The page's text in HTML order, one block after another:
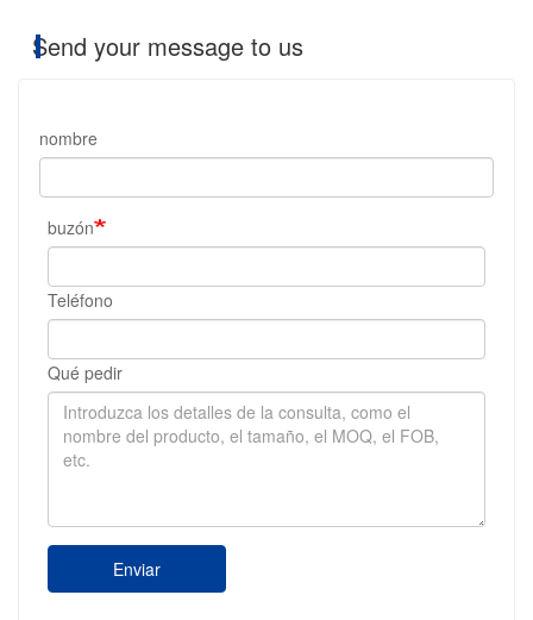
Send your message to us
nombre
buzón
Teléfono
Qué pedir
Enviar